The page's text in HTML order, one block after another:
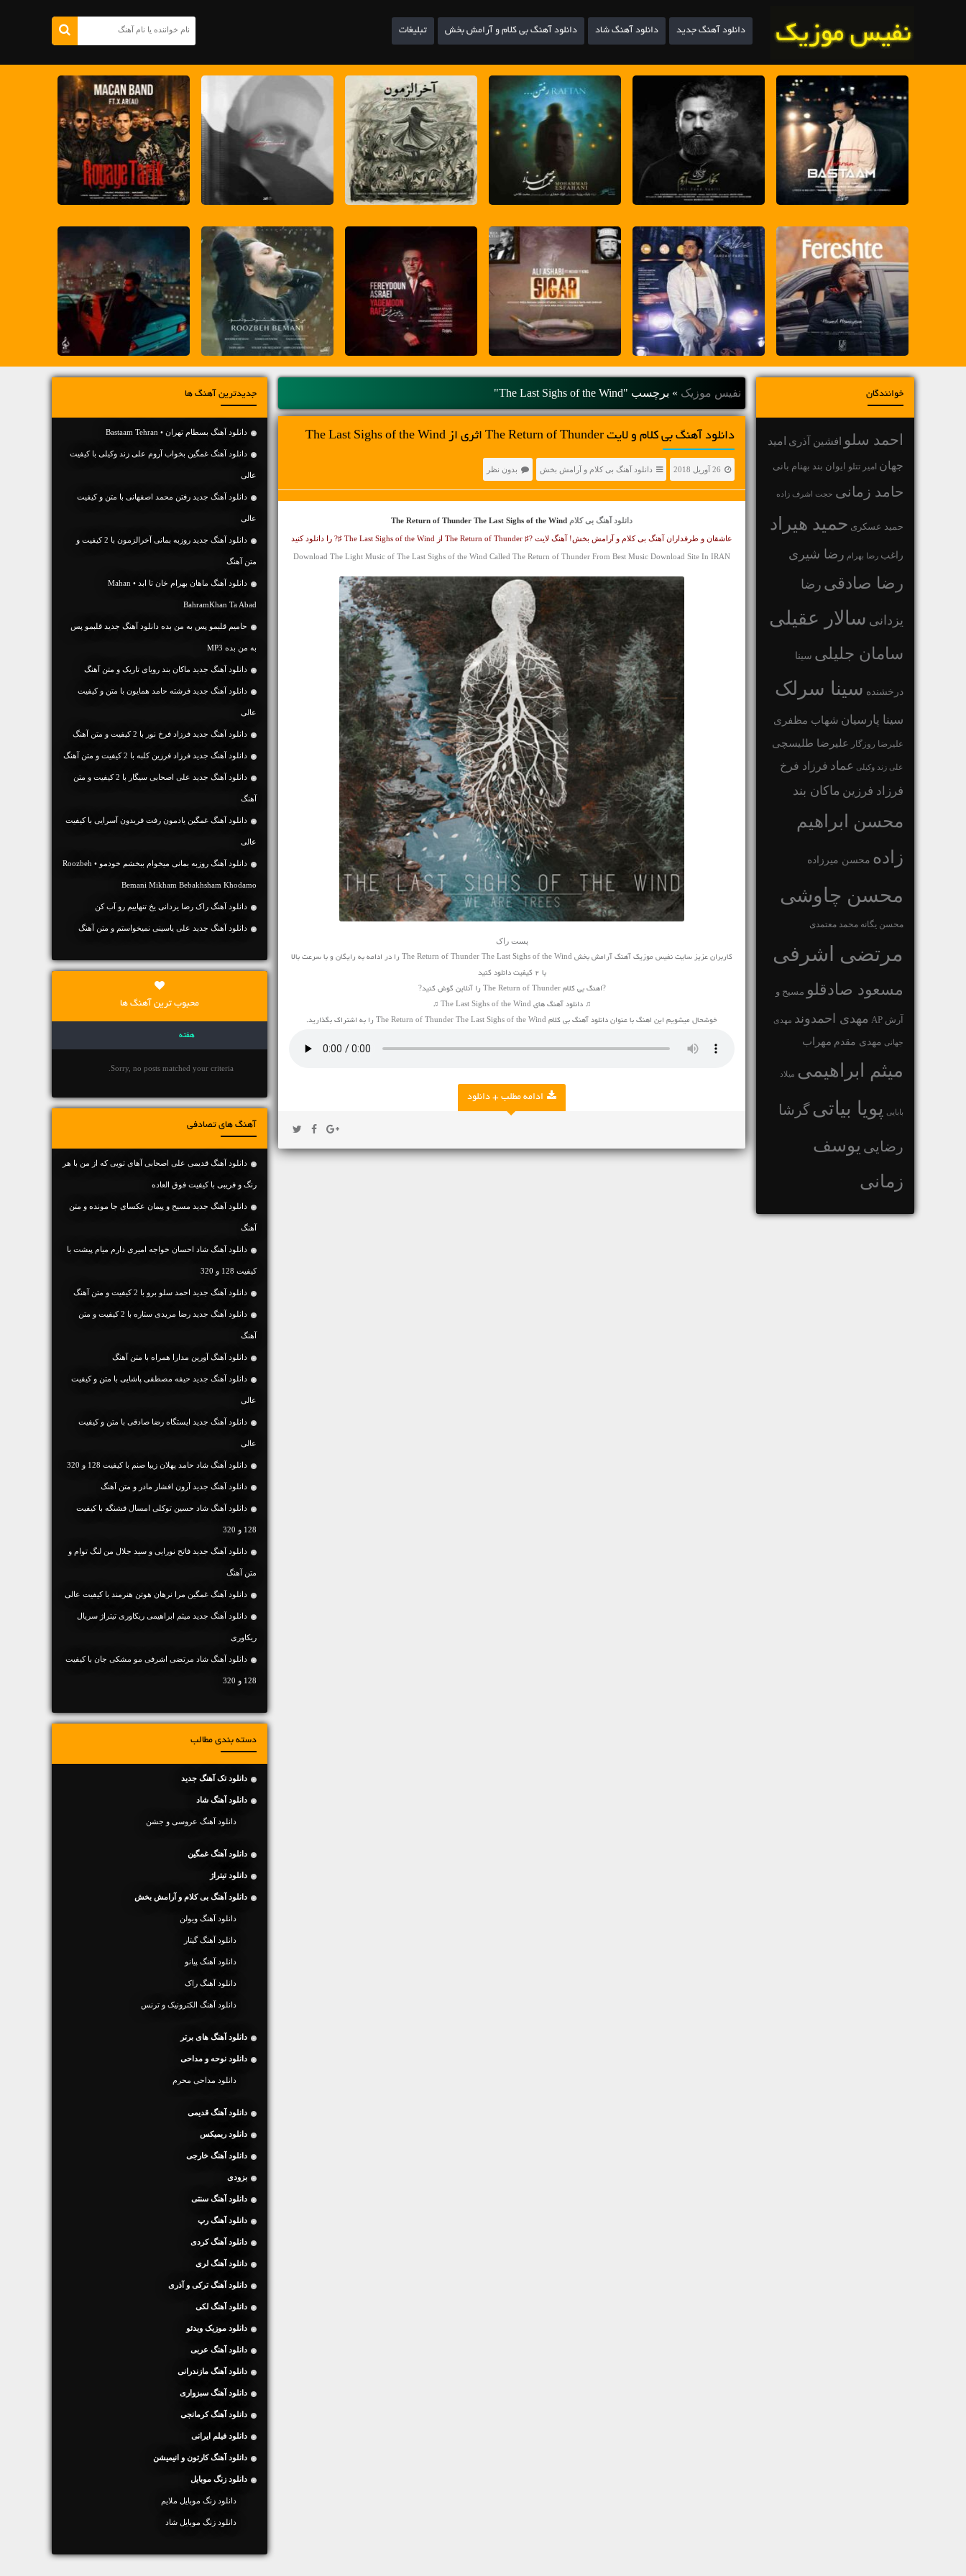
دانلود آهنگ جدید دانلود آهنگ شاد دانلود آهنگ بی کلام و آرامش بخش تبلیغات
خوانندگان
احمد سلو افشین آذری امید
جهان امیر تتلو ایوان بند بهنام بانی
حامد زمانی حجت اشرف زاده
حمید عسکری حمید هیراد
راغب رضا بهرام رضا شیری
رضا صادقی رضا
یزدانی سالار عقیلی
سامان جلیلی سینا
درخشنده سینا سرلک
سینا پارسیان شهاب مظفری
علیرضا روزگار علیرضا طلیسچی
علی زند وکیلی عماد فرزاد فرخ
فرزاد فرزین ماکان بند
محسن ابراهیم
زاده محسن میرزاده
محسن چاوشی
محسن یگانه محمد معتمدی
مرتضی اشرفی
مسعود صادقلو مسیح و
آرش AP مهدی احمدوند مهدی
جهانی مهدی مقدم مهراب
میثم ابراهیمی میلاد
بابایی پویا بیاتیگرشا
رضایی یوسف
زمانی
نفیس موزیک » برچسب "The Last Sighs of the Wind"
دانلود آهنگ بی کلام و لایت The Return of Thunder اثری از The Last Sighs of the Wind
26 آوریل 2018 دانلود آهنگ بی کلام و آرامش بخش بدون نظر
دانلود آهنگ بی کلام
عاشقان و طرفداران آهنگ بی کلام و آرامش بخش! آهنگ لایت ?♯ The Return of Thunder از The Last Sighs of the Wind ♯? را دانلود کنید
Download The Light Music of The Last Sighs of the Wind Called The Return of Thunder From Best Music Download Site In IRAN
پست راک
کاربران عزیز سایت نفیس موزیک آهنگ آرامش بخش The Return of Thunder The Last Sighs of the Wind را در ادامه به رایگان و با سرعت بالا
با 2 کیفیت دانلود کنید
?اهنگ بی کلام The Return of Thunder را آنلاین گوش کنید?
♫ دانلود آهنگ های The Last Sighs of the Wind ♫
خوشحال میشویم این اهنگ با عنوان دانلود آهنگ بی کلام The Return of Thunder The Last Sighs of the Wind را به اشتراک بگذارید.
ادامه مطلب + دانلود
جدیدترین آهنگ ها
دانلود آهنگ بسطام تهران • Bastaam Tehran
دانلود آهنگ غمگین بخواب آروم علی زند وکیلی با کیفیت
عالی
دانلود آهنگ جديد رفتن محمد اصفهانی با متن و کیفیت
عالی
دانلود آهنگ جديد روزبه بمانی آخرالزمون با 2 کیفیت و
متن آهنگ
دانلود آهنگ ماهان بهرام خان تا ابد • Mahan
BahramKhan Ta Abad
حامیم قلبمو پس به من بده دانلود آهنگ جدید قلبمو پس
به من بده MP3
دانلود آهنگ جديد ماکان بند رویای تاریک و متن آهنگ
دانلود آهنگ جديد فرشته حامد همایون با متن و کیفیت
عالی
دانلود آهنگ جديد فرزاد فرخ نور با 2 کیفیت و متن آهنگ
دانلود آهنگ جديد فرزاد فرزین کلبه با 2 کیفیت و متن آهنگ
دانلود آهنگ جديد علی اصحابی سیگار با 2 کیفیت و متن
آهنگ
دانلود آهنگ غمگین یادمون رفت فریدون آسرایی با کیفیت
عالی
دانلود آهنگ روزبه بمانی میخوام ببخشم خودمو • Roozbeh
Bemani Mikham Bebakhsham Khodamo
دانلود آهنگ راک رضا یزدانی یخ تنهاییم رو آب کن
دانلود آهنگ جديد علی یاسینی نمیخواستم و متن آهنگ
محبوب ترین آهنگ ها
هفته
Sorry, no posts matched your criteria.
آهنگ های تصادفی
دانلود آهنگ قدیمی علی اصحابی آهای تویی که از من با هر
رنگ و فریبی با کیفیت فوق العاده
دانلود آهنگ جديد مسیح و پیمان عکسای جا مونده و متن
آهنگ
دانلود آهنگ شاد احسان خواجه امیری دارم میام پیشت با
کیفیت 128 و 320
دانلود آهنگ جديد احمد سلو برو با 2 کیفیت و متن آهنگ
دانلود آهنگ جديد رضا مریدی ستاره با 2 کیفیت و متن
آهنگ
دانلود آهنگ آورین مدارا همراه با متن آهنگ
دانلود آهنگ جديد حیفه مصطفی پاشایی با متن و کیفیت
عالی
دانلود آهنگ جديد ایستگاه رضا صادقی با متن و کیفیت
عالی
دانلود آهنگ شاد حامد پهلان زیبا صنم با کیفیت 128 و 320
دانلود آهنگ جديد آرون افشار مادر و متن آهنگ
دانلود آهنگ شاد حسین توکلی امسال قشنگه با کیفیت
128 و 320
دانلود آهنگ جديد فاتح نورایی و سید جلال من لنگ توام و
متن آهنگ
دانلود آهنگ غمگین مرا نرهان هوتن هنرمند با کیفیت عالی
دانلود آهنگ جدید میثم ابراهیمی ریکاوری تیتراژ سریال
ریکاوری
دانلود آهنگ شاد مرتضی اشرفی مو مشکی جان با کیفیت
128 و 320
دسته بندی مطالب
دانلود تک آهنگ جدید
دانلود آهنگ شاد
دانلود آهنگ عروسی و جشن
دانلود آهنگ غمگین
دانلود تیتراژ
دانلود آهنگ بی کلام و آرامش بخش
دانلود آهنگ ویولن
دانلود آهنگ گیتار
دانلود آهنگ پیانو
دانلود آهنگ راک
دانلود آهنگ الکترونیک و ترنس
دانلود آهنگ های برتر
دانلود نوحه و مداحی
دانلود مداحی محرم
دانلود آهنگ قدیمی
دانلود ریمیکس
دانلود آهنگ خارجی
بزودی
دانلود آهنگ سنتی
دانلود آهنگ رپ
دانلود آهنگ کردی
دانلود آهنگ لری
دانلود آهنگ ترکی و آذری
دانلود آهنگ لکی
دانلود موزیک ویدئو
دانلود آهنگ عربی
دانلود آهنگ مازندرانی
دانلود آهنگ سبزواری
دانلود آهنگ کرمانجی
دانلود فیلم ایرانی
دانلود آهنگ کارتون و انیمیشن
دانلود زنگ موبایل
دانلود زنگ موبایل ملایم
دانلود زنگ موبایل شاد